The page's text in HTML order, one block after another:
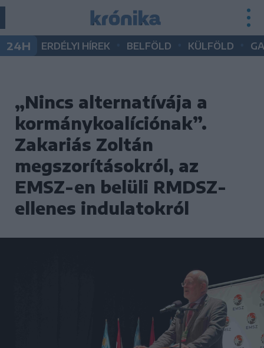
24H ERDÉLYI HÍREK BELFÖLD KÜLFÖLD
„Nincs alternatívája a
kormánykoalíciónak”.
Zakariás Zoltán
megszorításokról, az
EMSZ-en belüli RMDSZ-
ellenes indulatokról